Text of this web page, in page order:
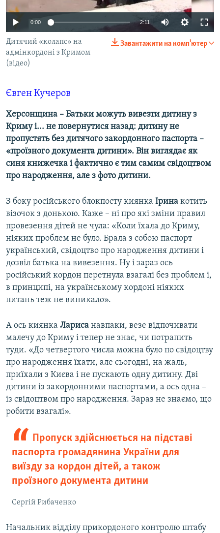
ВІДЕОУРОКИ «ELIFBE»
СВІДЧЕННЯ ОКУПАЦІЇ
УКРАЇНСЬКА ПРОБЛЕМА КРИМУ
ІНФОГРАФІКА
Русский
Qırımtatar
ДОЛУЧАЙСЯ!
0:00 2:11
Завантажити на комп'ютер
Дитячий «колапс» на
адмінкордоні з Кримом
(відео)
Євген Кучеров
Херсонщина – Батьки можуть вивезти дитину з
Криму і... не повернутися назад: дитину не
пропустять без дитячого закордонного паспорта –
«проїзного документа дитини». Він виглядає як
синя книжечка і фактично є тим самим свідоцтвом
про народження, але з фото дитини.
З боку російського блокпосту киянка Ірина котить
візочок з донькою. Каже – ні про які зміни правил
провезення дітей не чула: «Коли їхала до Криму,
ніяких проблем не було. Брала з собою паспорт
український, свідоцтво про народження дитини і
дозвіл батька на вивезення. Ну і зараз ось
російський кордон перетнула взагалі без проблем і,
в принципі, на українському кордоні ніяких
питань теж не виникало».
А ось киянка Лариса навпаки, везе відпочивати
малечу до Криму і тепер не знає, чи потрапить
туди. «До четвертого числа можна було по свідоцтву
про народження їхати, але сьогодні, на жаль,
приїхали з Києва і не пускають одну дитину. Дві
дитини із закордонними паспортами, а ось одна –
із свідоцтвом про народження. Зараз не знаємо, що
робити взагалі».
Пропуск здійснюється на підставі
паспорта громадянина України для
виїзду за кордон дітей, а також
проїзного документа дитини
Сергій Рибаченко
Начальник відділу прикордоного контролю штабу